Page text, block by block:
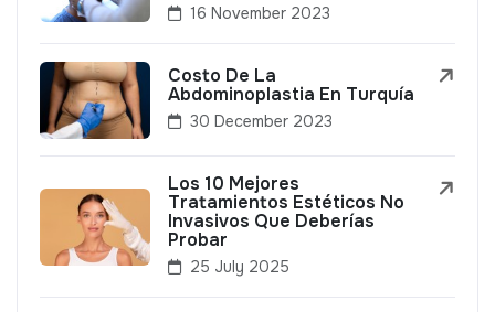
16 November 2023
Costo De La
Abdominoplastia En Turquía
30 December 2023
Los 10 Mejores
Tratamientos Estéticos No
Invasivos Que Deberías
Probar
25 July 2025